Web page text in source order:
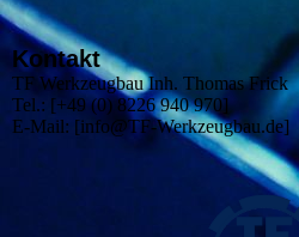
Kontakt
TF Werkzeugbau Inh. Thomas Frick
Tel.: [+49 (0) 8226 940 970]
E-Mail: [info@TF-Werkzeugbau.de]